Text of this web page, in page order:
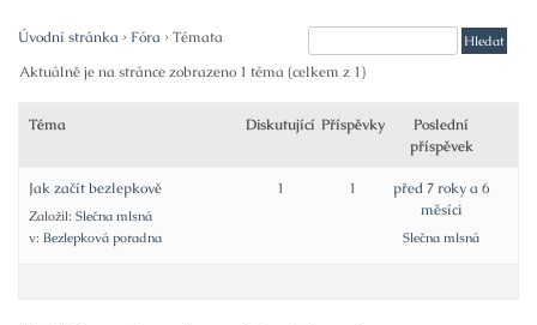
Úvodní stránka › Fóra ›Témata
Aktuálně je na stránce zobrazeno 1 téma (celkem z 1)
Téma Diskutující Příspěvky
Poslední
příspěvek
Jak začít bezlepkově
Založil: Slečna mlsná
v: Bezlepková poradna
1 1
před 7 roky a 6
měsíci
Slečna mlsná